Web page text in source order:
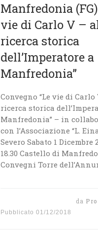
Manfredonia
vie di Carlo V –
ricerca storica
dell’Imperatore a
Manfredonia”
Convegno “Le vie di
ricerca storica
Manfredonia” – in
con l’Associazione “L.
Severo Sabato 1 Dicembre
18.30 Castello di
Convegni Torre
da
Pubblicato 01/12/2018